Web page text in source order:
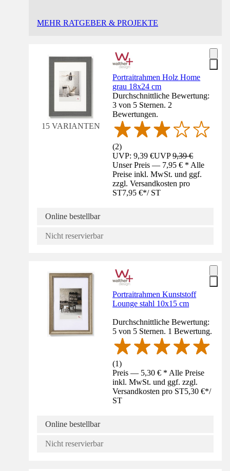
MEHR RATGEBER & PROJEKTE
15 VARIANTEN
Portraitrahmen Holz Home
grau 18x24 cm
Durchschnittliche Bewertung:
3 von 5 Sternen. 2
Bewertungen.
(2)
UVP: 9,39 €UVP9,39 €
Unser Preis — 7,95 € * Alle
Preise inkl. MwSt. und ggf.
zzgl. Versandkosten pro
ST7,95 €*/ ST
Online bestellbar
Nicht reservierbar
Portraitrahmen Kunststoff
Lounge stahl 10x15 cm
Durchschnittliche Bewertung:
5 von 5 Sternen. 1 Bewertung.
(1)
Preis — 5,30 € * Alle Preise
inkl. MwSt. und ggf. zzgl.
Versandkosten pro ST5,30 €*/
ST
Online bestellbar
Nicht reservierbar